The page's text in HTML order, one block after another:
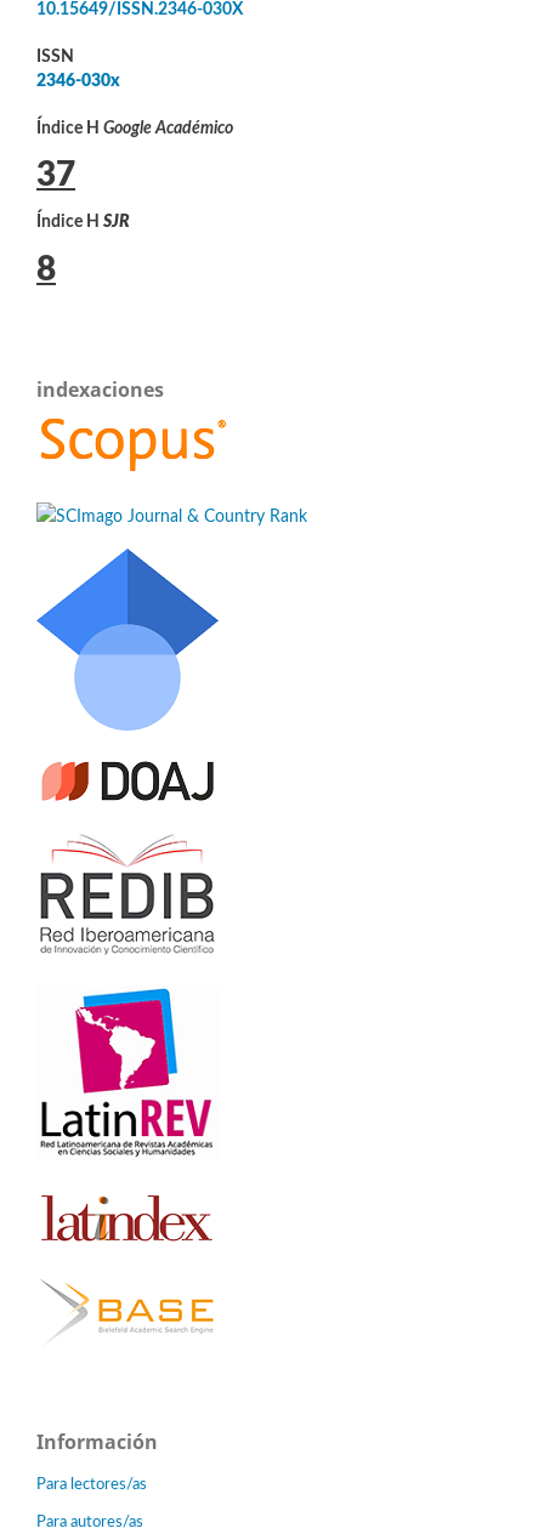
10.15649/ISSN.2346-030X
ISSN
2346-030x
Índice H Google Académico
37
Índice H SJR
8
indexaciones
Información
Para lectores/as
Para autores/as